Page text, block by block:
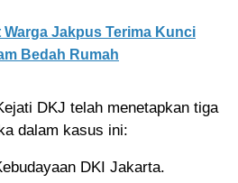
Warga Jakpus Terima Kunci
Bedah Rumah
DKJ telah menetapkan tiga
dalam kasus ini:
DKI Jakarta.